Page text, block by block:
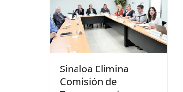
Sinaloa Elimina
Comisión de